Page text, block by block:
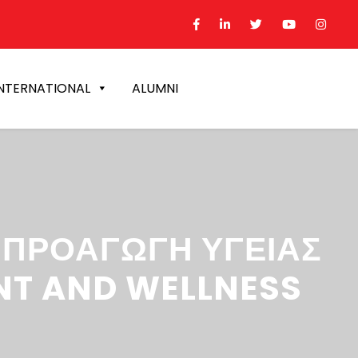
ALUMNI
ΠΡΟΑΓΩΓΗ ΥΓΕΙΑΣ
AND WELLNESS